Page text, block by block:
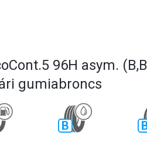
96H asym.
gumiabroncs
B